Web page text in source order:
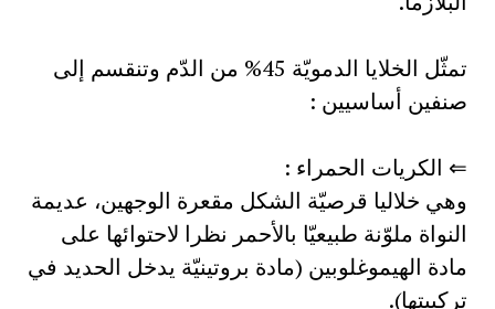
تمثّل الخلايا الدمويّة 45% من الدّم وتنقسم إلى
صنفين أساسيين :
⇐ الكريات الحمراء :
وهي خلاليا قرصيّة الشكل مقعرة الوجهين، عديمة
النواة ملوّنة طبيعيّا بالأحمر نظرا لاحتوائها على
مادة الهيموغلوبين (مادة بروتينيّة يدخل الحديد في
تركيبتها).